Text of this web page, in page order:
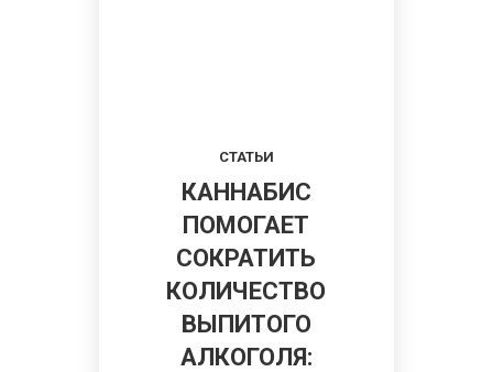
СТАТЬИ
КАННАБИС
ПОМОГАЕТ
СОКРАТИТЬ
КОЛИЧЕСТВО
ВЫПИТОГО
АЛКОГОЛЯ: